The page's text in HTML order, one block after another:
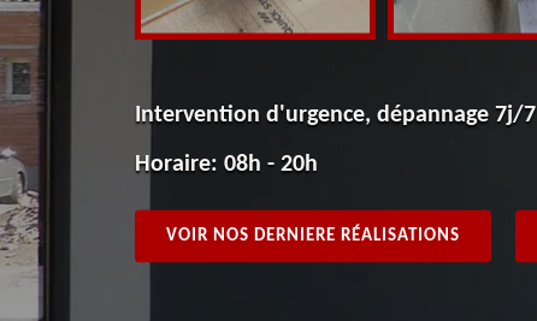
Intervention d'urgence, dépannage 7j/7
Horaire: 08h - 20h
VOIR NOS DERNIERE RÉALISATIONS